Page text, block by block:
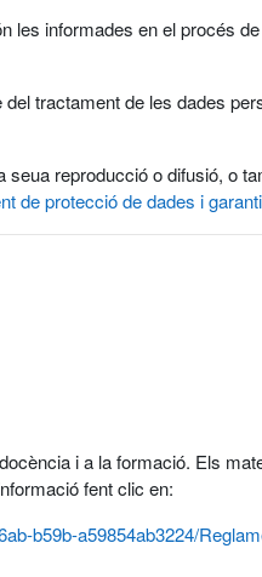
les informades en el procés
tractament de les dades
reproducció o difusió, o
de protecció de dades i
i a la formació. Els
fent clic en:
b59b-a59854ab3224/